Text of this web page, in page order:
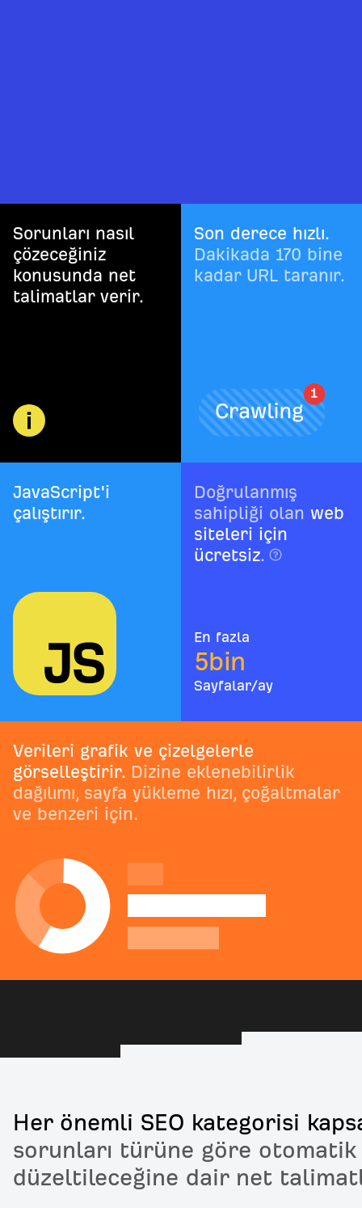
Sorunları nasıl
çözeceğiniz
konusunda net
talimatlar verir.
Son derece hızlı.
Dakikada 170 bine
kadar URL taranır.
JavaScript'i
çalıştırır.
Doğrulanmış
sahipliği olan web
siteleri için
ücretsiz.
En fazla
5bin
Sayfalar/ay
Verileri grafik ve çizelgelerle
görselleştirir. Dizine eklenebilirlik
dağılımı, sayfa yükleme hızı, çoğaltmalar
ve benzeri için.
Her önemli SEO kategorisi
sorunları türüne göre otomatik
düzeltileceğine dair net